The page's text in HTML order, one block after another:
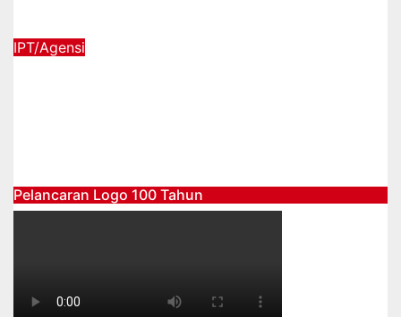
IPT/Agensi
Pelancaran Logo 100 Tahun